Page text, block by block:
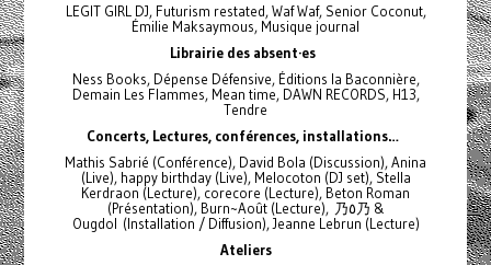
LEGIT GIRL DJ, Futurism restated, Waf Waf, Senior Coconut,
Émilie Maksaymous, Musique journal
Librairie des absent·es
Ness Books, Dépense Défensive, Éditions la Baconnière,
Demain Les Flammes, Mean time, DAWN RECORDS, H13,
Tendre
Concerts, Lectures, conférences, installations…
Mathis Sabrié (Conférence), David Bola (Discussion), Anina
(Live), happy birthday (Live), Melocoton (DJ set), Stella
Kerdraon (Lecture), corecore (Lecture), Beton Roman
(Présentation), Burn~Août (Lecture), 乃٥乃 &
Ougdol (Installation / Diffusion), Jeanne Lebrun (Lecture)
Ateliers